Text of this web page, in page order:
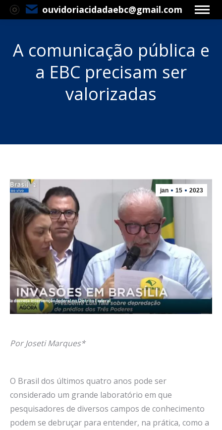
ouvidoriacidadaebc@gmail.com
A comunicação pública e
a EBC precisam ser
valorizadas
jan 15 2023
Por Joseti Marques*
O Brasil dos últimos quatro anos pode ser
considerado um grande laboratório em que
pesquisadores de diversos campos de conhecimento
podem se debruçar para entender, na prática, como a